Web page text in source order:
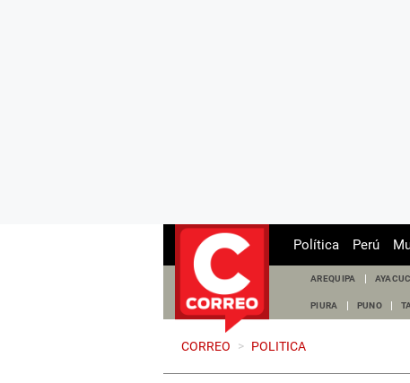
Política Perú
AREQUIPA
PIURA PUNO
CORREO > POLITICA